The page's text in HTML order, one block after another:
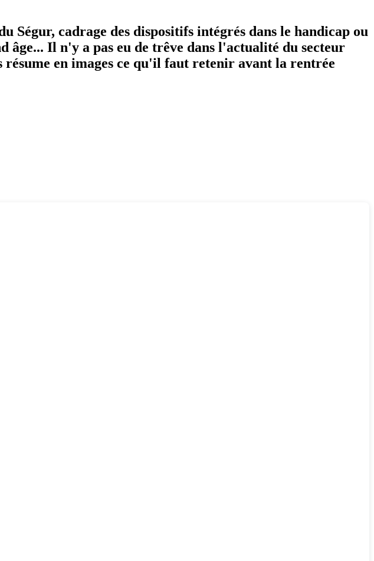
Ségur, cadrage des dispositifs intégrés dans le handicap ou
Il n'y a pas eu de trêve dans l'actualité du secteur
en images ce qu'il faut retenir avant la rentrée